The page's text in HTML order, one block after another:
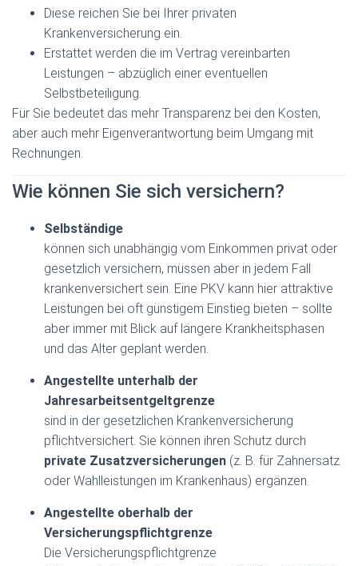
Diese reichen Sie bei Ihrer privaten
Krankenversicherung ein.
Erstattet werden die im Vertrag vereinbarten
Leistungen – abzüglich einer eventuellen
Selbstbeteiligung.
Für Sie bedeutet das mehr Transparenz bei den Kosten,
aber auch mehr Eigenverantwortung beim Umgang mit
Rechnungen.
Wie können Sie sich versichern?
Selbständige
können sich unabhängig vom Einkommen privat oder
gesetzlich versichern, müssen aber in jedem Fall
krankenversichert sein. Eine PKV kann hier attraktive
Leistungen bei oft günstigem Einstieg bieten – sollte
aber immer mit Blick auf längere Krankheitsphasen
und das Alter geplant werden.
Angestellte unterhalb der
Jahresarbeitsentgeltgrenze
sind in der gesetzlichen Krankenversicherung
pflichtversichert. Sie können ihren Schutz durch
private Zusatzversicherungen (z. B. für Zahnersatz
oder Wahlleistungen im Krankenhaus) ergänzen.
Angestellte oberhalb der
Versicherungspflichtgrenze
Die Versicherungspflichtgrenze